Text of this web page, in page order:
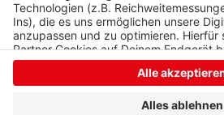
Anzeige